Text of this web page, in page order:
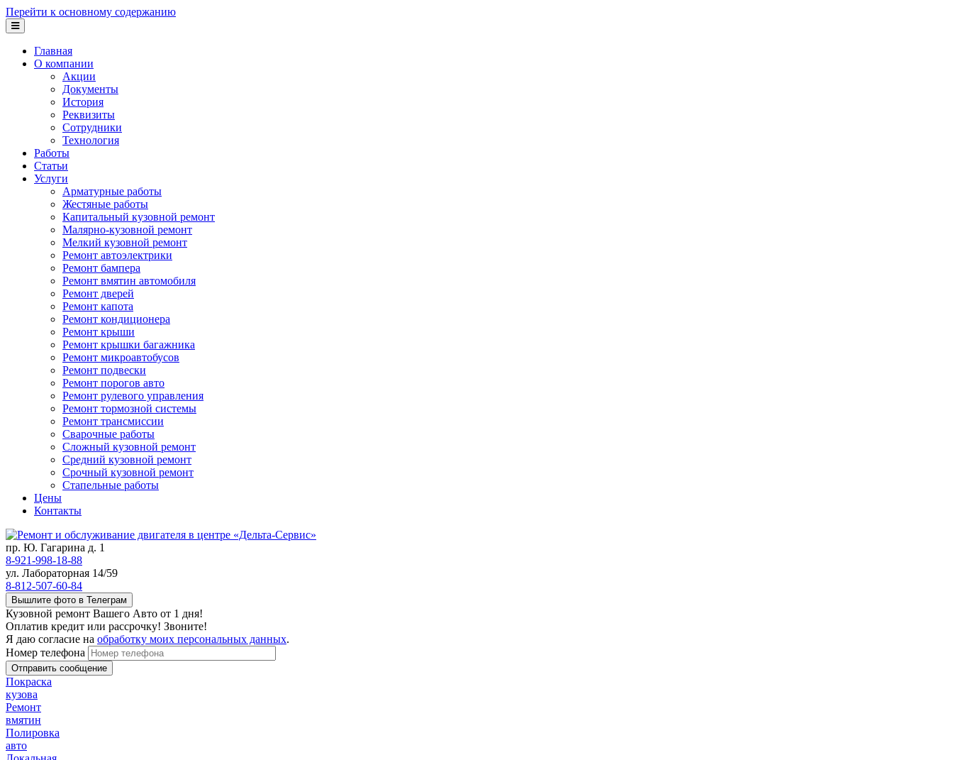
Перейти к основному содержанию
Главная
О компании
Акции
Документы
История
Реквизиты
Сотрудники
Технология
Работы
Статьи
Услуги
Арматурные работы
Жестяные работы
Капитальный кузовной ремонт
Малярно-кузовной ремонт
Мелкий кузовной ремонт
Ремонт автоэлектрики
Ремонт бампера
Ремонт вмятин автомобиля
Ремонт дверей
Ремонт капота
Ремонт кондиционера
Ремонт крыши
Ремонт крышки багажника
Ремонт микроавтобусов
Ремонт подвески
Ремонт порогов авто
Ремонт рулевого управления
Ремонт тормозной системы
Ремонт трансмиссии
Сварочные работы
Сложный кузовной ремонт
Средний кузовной ремонт
Срочный кузовной ремонт
Стапельные работы
Цены
Контакты
пр. Ю. Гагарина д. 1
8-921-998-18-88
ул. Лабораторная 14/59
8-812-507-60-84
Вышлите фото в Телеграм
Кузовной ремонт Вашего Авто от 1 дня!
Оплатив кредит или рассрочку! Звоните!
Я даю согласие на обработку моих персональных данных.
Номер телефона
Покраска
кузова
Ремонт
вмятин
Полировка
авто